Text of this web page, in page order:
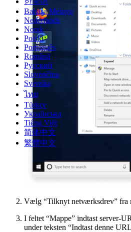
Bahasa Melayu
Nederlands
Norsk
Polski
Português
Română
Русский
Slovenčina
Svenska
ไทย
Türkçe
Українська
Tiếng Việt
简体中文
繁體中文
Vælg “Tilknyt netværksdrev” fra
I feltet “Mappe” indtast server-
under teksten “Indtast denne